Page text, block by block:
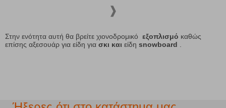
Στην ενότητα αυτή θα βρείτε χιονοδρομικό εξοπλισμό καθώς
επίσης αξεσουάρ για είδη για σκι και είδη snowboard